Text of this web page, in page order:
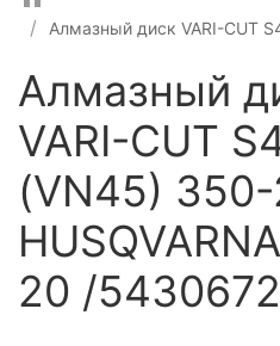
Алмазный диск VARI-CUT
Алмазный
VARI-CUT
(VN45)
20 /